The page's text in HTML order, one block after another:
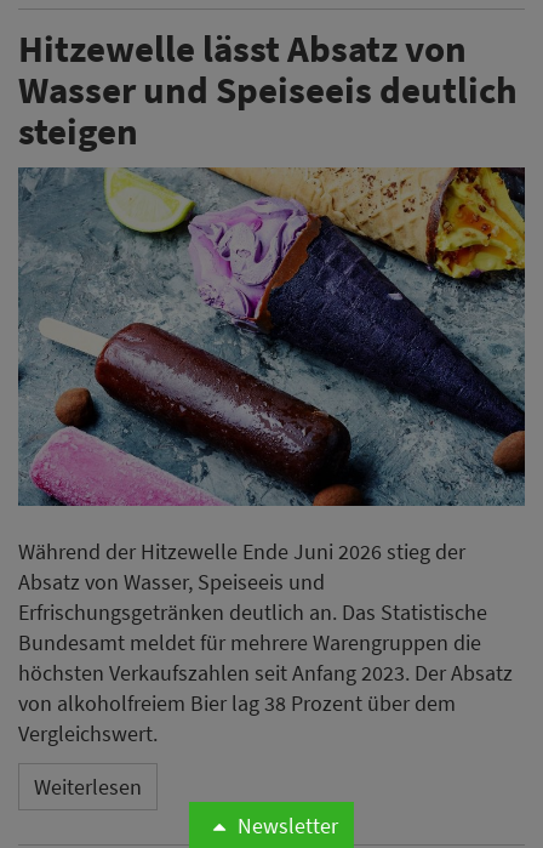
Hitzewelle lässt Absatz von
Wasser und Speiseeis deutlich
steigen
Während der Hitzewelle Ende Juni 2026 stieg der
Absatz von Wasser, Speiseeis und
Erfrischungsgetränken deutlich an. Das Statistische
Bundesamt meldet für mehrere Warengruppen die
höchsten Verkaufszahlen seit Anfang 2023. Der Absatz
von alkoholfreiem Bier lag 38 Prozent über dem
Vergleichswert.
Weiterlesen
Newsletter